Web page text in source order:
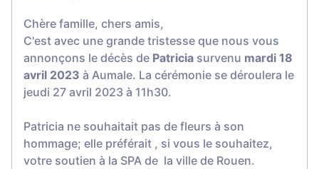
Chère famille, chers amis,
C'est avec une grande tristesse que nous vous
annonçons le décès de Patricia survenu mardi 18
avril 2023 à Aumale. La cérémonie se déroulera le
jeudi 27 avril 2023 à 11h30.
Patricia ne souhaitait pas de fleurs à son
hommage; elle préférait , si vous le souhaitez,
votre soutien à la SPA de la ville de Rouen.